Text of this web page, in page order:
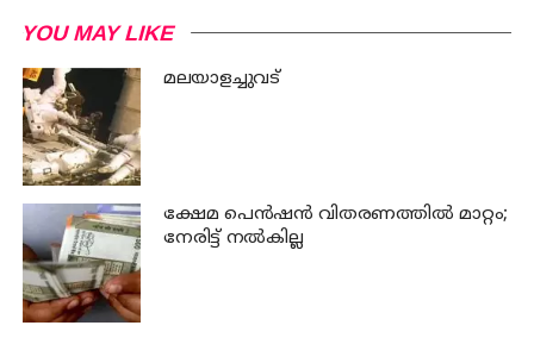
YOU MAY LIKE
മലയാളച്ചുവട്
ക്ഷേമ പെന്‍ഷന്‍ വിതരണത്തില്‍ മാറ്റം;
നേരിട്ട് നല്‍കില്ല